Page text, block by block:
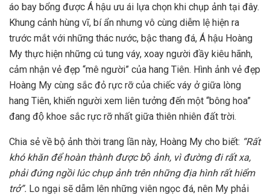
áo bay bổng được Á hậu ưu ái lựa chọn khi chụp ảnh tại đây.
Khung cảnh hùng vĩ, bí ẩn nhưng vô cùng diễm lệ hiện ra
trước mắt với những thác nước, bậc thang đá, Á hậu Hoàng
My thực hiện những cú tung váy, xoay người đầy kiêu hãnh,
cảm nhận vẻ đẹp “mê người” của hang Tiên. Hình ảnh vẻ đẹp
Hoàng My cùng sắc đỏ rực rỡ của chiếc váy ở giữa lòng
hang Tiên, khiến người xem liên tưởng đến một “bông hoa”
đang độ khoe sắc rực rỡ nhất giữa thiên nhiên đất trời.
Chia sẻ về bộ ảnh thời trang lần này, Hoàng My cho biết: “Rất
khó khăn để hoàn thành được bộ ảnh, vì đường đi rất xa,
phải đứng ngồi lúc chụp ảnh trên những địa hình rất hiểm
trở”. Lo ngại sẽ dẫm lên những viên ngọc đá, nên My phải